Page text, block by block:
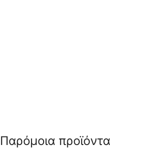
Παρόμοια προϊόντα